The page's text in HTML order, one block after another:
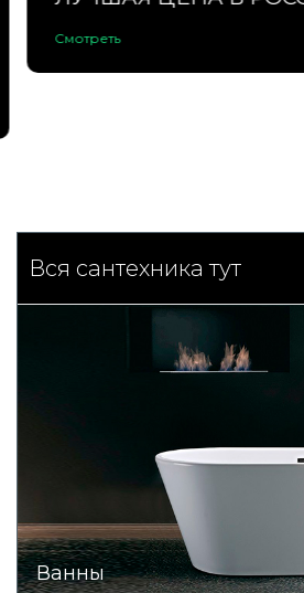
В THERMSHOP.RU
Смотреть
Вся сантехника тут
Ванны